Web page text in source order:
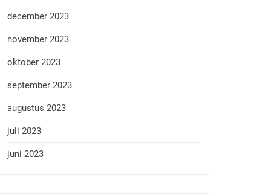
december 2023
november 2023
oktober 2023
september 2023
augustus 2023
juli 2023
juni 2023